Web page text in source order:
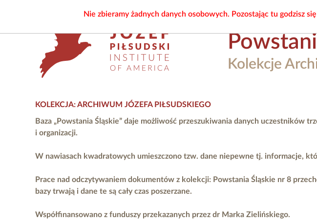
Kolekcje
KOLEKCJA: ARCHIWUM JÓZEFA PIŁSUDSKIEGO
Baza „Powstania Śląskie” daje możliwość przeszukiwania danych uczestników
i organizacji.
W nawiasach kwadratowych umieszczono tzw. dane niepewne tj. informacje,
Prace nad odczytywaniem dokumentów z kolekcji: Powstania Śląskie nr 8
bazy trwają i dane te są cały czas poszerzane.
Współfinansowano z funduszy przekazanych przez dr Marka Zielińskiego.
Nie zbieramy żadnych danych osobowych. Pozostając tu godzisz